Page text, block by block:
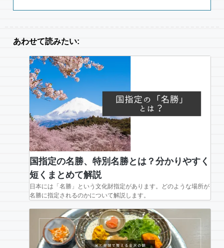
あわせて読みたい:
国指定の名勝、特別名勝とは？分かりやすく
短くまとめて解説
日本には「名勝」という文化財指定があります。どのような場所が
名勝に指定されるのかについて解説します。